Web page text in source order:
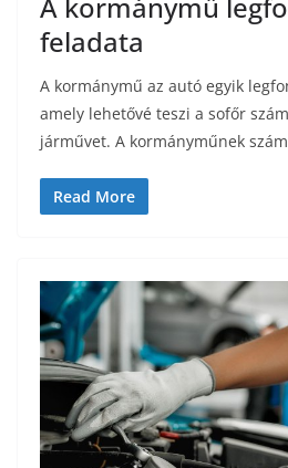
feladata
A kormánymű az autó egyik
amely lehetővé teszi a sofőr
járművet. A kormányműnek
Read More